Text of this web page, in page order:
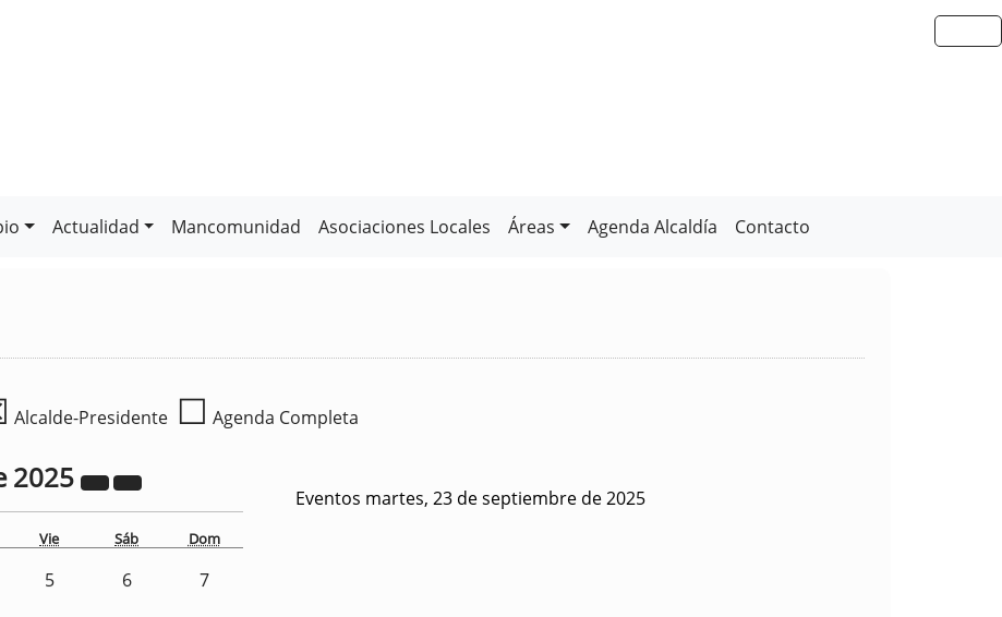
Actualidad Mancomunidad Asociaciones Locales Áreas Agenda Alcaldía Contacto
Alcalde-Presidente ☐ Agenda Completa
2025
Vie Sáb Dom
5 6 7
Eventos martes, 23 de septiembre de 2025